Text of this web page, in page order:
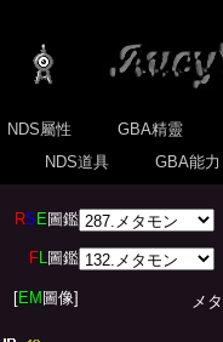
NDS屬性
GBA精靈
NDS道具 GBA能
RS E圖鑑
FL圖鑑
[EM 圖像] メタ